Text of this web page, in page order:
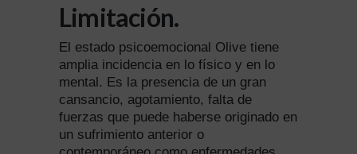
Limitación.
El estado psicoemocional Olive tiene
amplia incidencia en lo físico y en lo
mental. Es la presencia de un gran
cansancio, agotamiento, falta de
fuerzas que puede haberse originado en
un sufrimiento anterior o